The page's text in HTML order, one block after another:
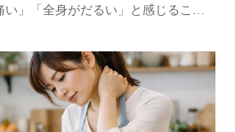
い」「全身がだるい」と感じること
さや枕の高さなどの環境要因だけで
流の滞り、自律神経の乱れなども関
や日中の疲れが積み重なっている
スできず、朝に痛みが出やすくなる